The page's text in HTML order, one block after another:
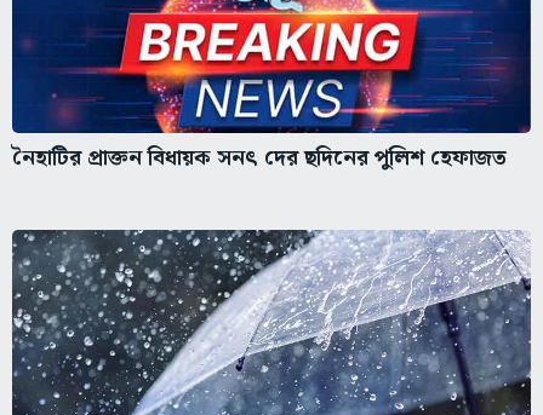
নৈহাটির প্রাক্তন বিধায়ক সনৎ দের ছদিনের পুলিশ হেফাজত